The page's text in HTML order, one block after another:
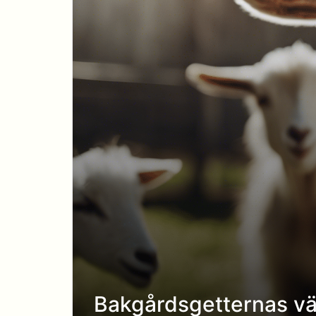
Bakgårdsgetternas